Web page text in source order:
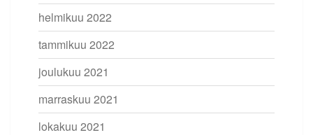
helmikuu 2022
tammikuu 2022
joulukuu 2021
marraskuu 2021
lokakuu 2021